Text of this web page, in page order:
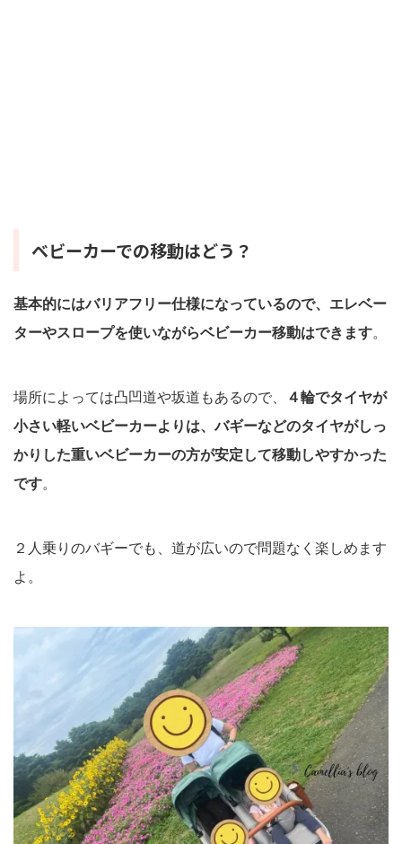
ベビーカーでの移動はどう？
基本的にはバリアフリー仕様になっているので、エレベー
ターやスロープを使いながらベビーカー移動はできます。
場所によっては凸凹道や坂道もあるので、
４輪でタイヤが
小さい軽いベビーカーよりは、バギーなどのタイヤがしっ
かりした重いベビーカーの方が安定して移動しやすかった
です。
２人乗りのバギーでも、道が広いので問題なく楽しめます
よ。